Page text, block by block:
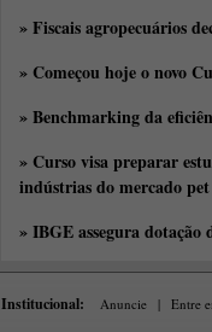
» Fiscais agropecuários
» Começou hoje o novo
» Benchmarking da
» Curso visa preparar
indústrias do mercado pet
» IBGE assegura dotação
Institucional: Anuncie | Entre